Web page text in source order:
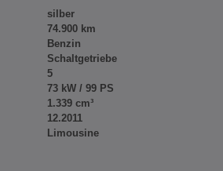
silber
74.900 km
Benzin
Schaltgetriebe
5
73 kW / 99 PS
1.339 cm³
12.2011
Limousine